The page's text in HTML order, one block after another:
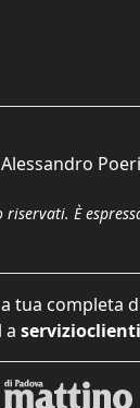
È
tua completa
a